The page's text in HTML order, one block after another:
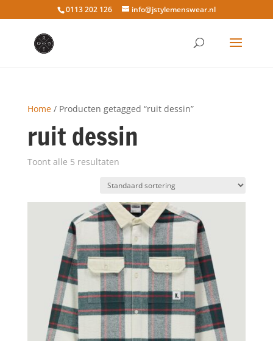
0113 202 126 info@jstylemenswear.nl
Home/ Producten getagged “ruit dessin”
ruit dessin
Toont alle 5 resultaten